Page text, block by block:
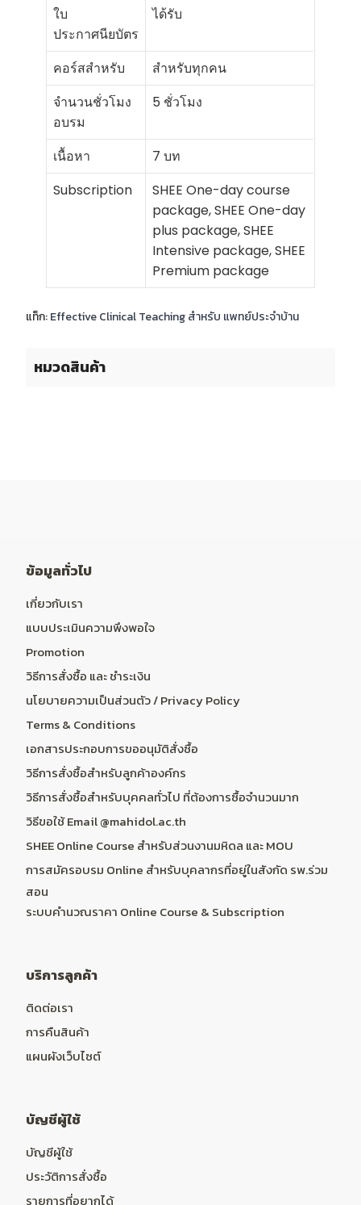
หมวดสินค้า
ใบ
ประกาศนียบัตร
ได้รับ
คอร์สสำหรับ
สำหรับทุกคน
จำนวนชั่วโมง
อบรม
5 ชั่วโมง
เนื้อหา
7 บท
Subscription
SHEE One-day course
package, SHEE One-day
plus package, SHEE
Intensive package, SHEE
Premium package
แท็ก:Effective Clinical Teaching สำหรับ แพทย์ประจำบ้าน
ข้อมูลทั่วไป
เกี่ยวกับเรา
แบบประเมินความพึงพอใจ
Promotion
วิธีการสั่งซื้อ และ ชำระเงิน
นโยบายความเป็นส่วนตัว / Privacy Policy
Terms & Conditions
เอกสารประกอบการขออนุมัติสั่งซื้อ
วิธีการสั่งซื้อสำหรับลูกค้าองค์กร
วิธีการสั่งซื้อสำหรับบุคคลทั่วไป ที่ต้องการซื้อจำนวนมาก
วิธีขอใช้ Email @mahidol.ac.th
SHEE Online Course สำหรับส่วนงานมหิดล และ MOU
การสมัครอบรม Online สำหรับบุคลากรที่อยู่ในสังกัด รพ.ร่วม
สอน
ระบบคำนวณราคา Online Course & Subscription
บริการลูกค้า
ติดต่อเรา
การคืนสินค้า
แผนผังเว็บไซต์
บัญชีผู้ใช้
บัญชีผู้ใช้
ประวัติการสั่งซื้อ
รายการที่อยากได้